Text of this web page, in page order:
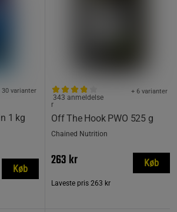
1 kg
30 varianter
Køb
Off The Hook PWO 525 g
+ 6 varianter
343 anmeldelse
r
Chained Nutrition
263 kr
Laveste pris 263 kr
Køb